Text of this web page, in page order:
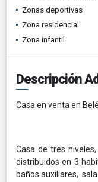
Zonas deportivas
Zona residencial
Zona infantil
Descripción
Casa en venta en
Casa de tres
distribuidos en 3
baños auxiliares,